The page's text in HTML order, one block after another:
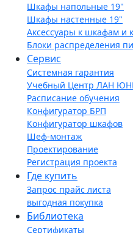
Шкафы напольные 19"
Шкафы настенные 19"
Аксессуары к шкафам и
Блоки распределения
Сервис
Системная гарантия
Учебный Центр ЛАН
Расписание обучения
Конфигуратор БРП
Конфигуратор шкафов
Шеф-монтаж
Проектирование
Регистрация проекта
Где купить
Запрос прайс листа
выгодная покупка
Библиотека
Сертификаты